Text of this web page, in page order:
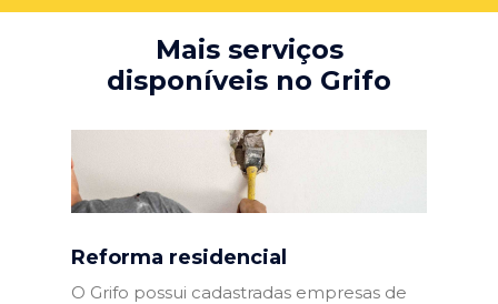
Mais serviços
disponíveis no Grifo
Reforma residencial
O Grifo possui cadastradas empresas de